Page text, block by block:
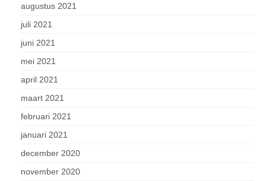
augustus 2021
juli 2021
juni 2021
mei 2021
april 2021
maart 2021
februari 2021
januari 2021
december 2020
november 2020